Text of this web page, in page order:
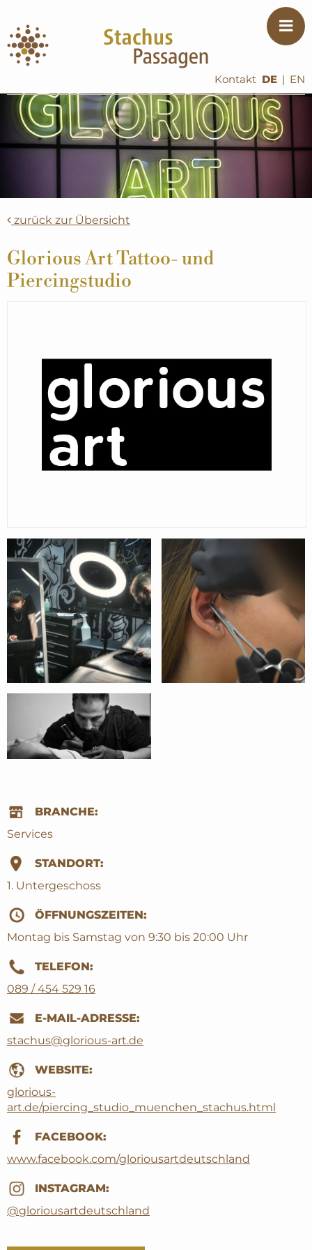
DE | EN
Kontakt
zurück zur Übersicht
Glorious Art Tattoo- und
Piercingstudio
BRANCHE:
Services
STANDORT:
1. Untergeschoss
ÖFFNUNGSZEITEN:
Montag bis Samstag von 9:30 bis 20:00 Uhr
TELEFON:
089 / 454 529 16
E-MAIL-ADRESSE:
stachus@glorious-art.de
WEBSITE:
glorious-
art.de/piercing_studio_muenchen_stachus.html
FACEBOOK:
www.facebook.com/gloriousartdeutschland
INSTAGRAM:
@gloriousartdeutschland